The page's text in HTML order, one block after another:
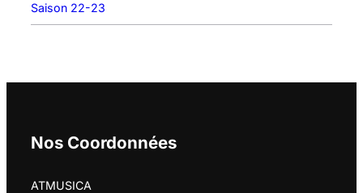
Saison 22-23
Nos Coordonnées
ATMUSICA